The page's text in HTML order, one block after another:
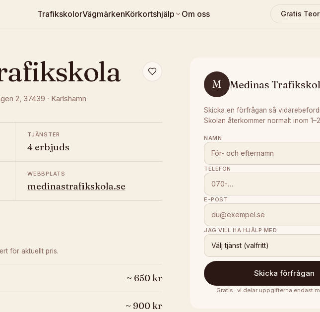
TrafikskolorVägmärkenKörkortshjälp Om oss Gratis
2, 37439 · Karlshamn
TJÄNSTER
4 erbjuds
WEBBPLATS
medinastrafikskola.se
för aktuellt pris.
~ 650 kr
~ 900 kr
M Medinas
Skicka en förfrågan så
Skolan återkommer normalt inom
NAMN
TELEFON
E-POST
JAG VILL HA HJÄLP MED
Välj tjänst (valfritt)
Skicka förfrågan
Gratis · vi delar uppgifterna endast